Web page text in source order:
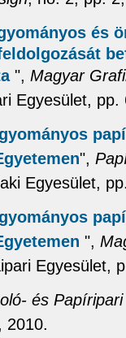
és
", Magyar
Egyesület, pp.
",
Egyesület,
",
Egyesület,
és
2010.